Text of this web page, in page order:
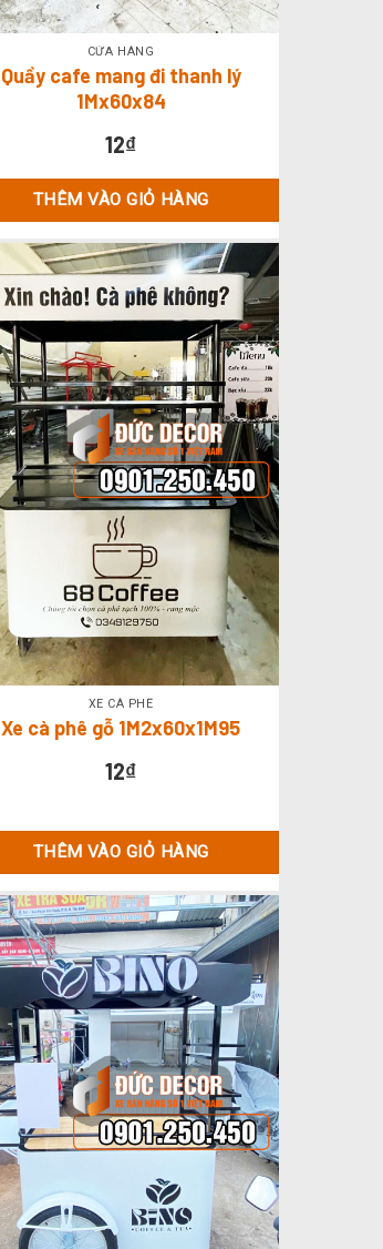
CỬA HÀNG
Quầy cafe mang đi thanh lý
1Mx60x84
12₫
THÊM VÀO GIỎ HÀNG
XE CÀ PHÊ
Xe cà phê gỗ 1M2x60x1M95
12₫
THÊM VÀO GIỎ HÀNG